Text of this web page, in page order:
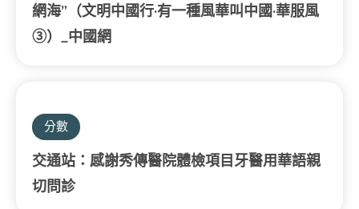
網海”（文明中國行·有一種風華叫中國·華服風
③）_中國網
分數
交通站：感謝秀傳醫院體檢項目牙醫用華語親
切問診